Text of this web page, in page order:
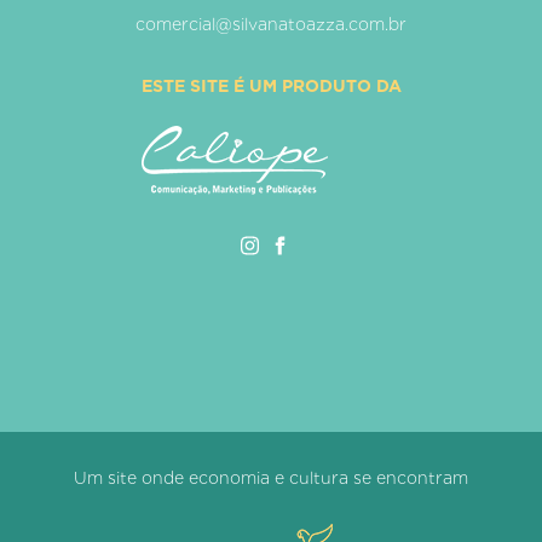
comercial@silvanatoazza.com.br
ESTE SITE É UM PRODUTO DA
Um site onde economia e cultura se encontram